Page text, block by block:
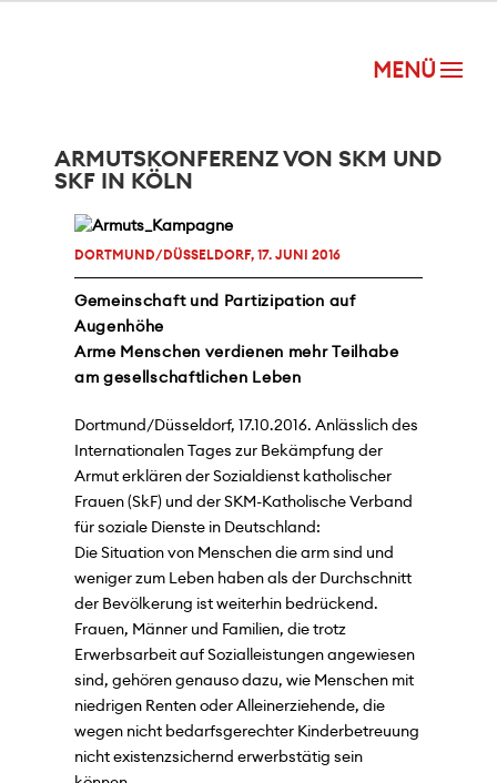
ARMUTSKONFERENZ VON SKM UND
SKF IN KÖLN
DORTMUND/DÜSSELDORF, 17. JUNI 2016
Gemeinschaft und Partizipation auf
Augenhöhe
Arme Menschen verdienen mehr Teilhabe
am gesellschaftlichen Leben
Dortmund/Düsseldorf, 17.10.2016. Anlässlich des
Internationalen Tages zur Bekämpfung der
Armut erklären der Sozialdienst katholischer
Frauen (SkF) und der SKM-Katholische Verband
für soziale Dienste in Deutschland:
Die Situation von Menschen die arm sind und
weniger zum Leben haben als der Durchschnitt
der Bevölkerung ist weiterhin bedrückend.
Frauen, Männer und Familien, die trotz
Erwerbsarbeit auf Sozialleistungen angewiesen
sind, gehören genauso dazu, wie Menschen mit
niedrigen Renten oder Alleinerziehende, die
wegen nicht bedarfsgerechter Kinderbetreuung
nicht existenzsichernd erwerbstätig sein